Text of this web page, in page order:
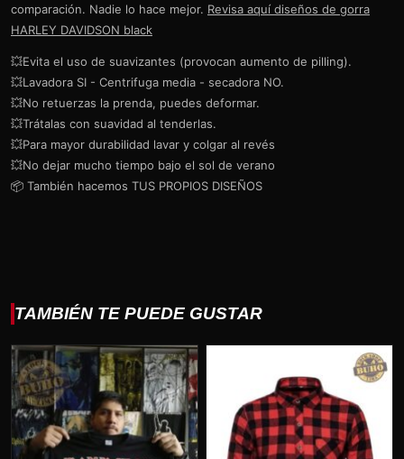
comparación. Nadie lo hace mejor. Revisa aquí diseños de gorra
HARLEY DAVIDSON black
💥Evita el uso de suavizantes (provocan aumento de pilling).
💥Lavadora SI - Centrifuga media - secadora NO.
💥No retuerzas la prenda, puedes deformar.
💥Trátalas con suavidad al tenderlas.
💥Para mayor durabilidad lavar y colgar al revés
💥No dejar mucho tiempo bajo el sol de verano
📦 También hacemos TUS PROPIOS DISEÑOS
TAMBIÉN TE PUEDE GUSTAR